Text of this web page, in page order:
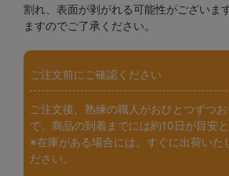
割れ、表面が剥がれる可能性がございま
ますのでご了承ください。
ご注文前にご確認ください
ご注文後、熟練の職人がおひとつずつ
で、商品の到着までには約10日が目安と
※在庫がある場合には、すぐに出荷いた
ださい。